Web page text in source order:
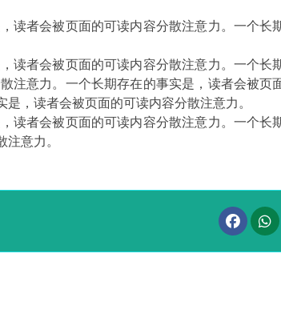
读者会被页面的可读内容分散注意力。一个长
读者会被页面的可读内容分散注意力。一个长
注意力。一个长期存在的事实是，读者会被页
，读者会被页面的可读内容分散注意力。
读者会被页面的可读内容分散注意力。一个长
意力。